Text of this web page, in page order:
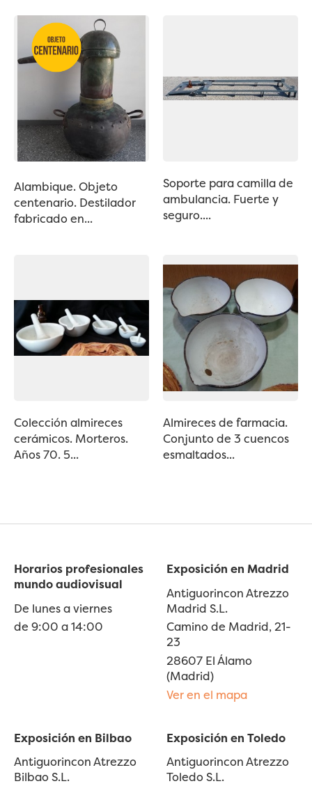
Alambique. Objeto
centenario. Destilador
fabricado en...
Soporte para camilla de
ambulancia. Fuerte y
seguro....
Colección almireces
cerámicos. Morteros.
Años 70. 5...
Almireces de farmacia.
Conjunto de 3 cuencos
esmaltados...
Horarios profesionales
mundo audiovisual
De lunes a viernes
de 9:00 a 14:00
Exposición en Madrid
Antiguorincon Atrezzo
Madrid S.L.
Camino de Madrid, 21-
23
28607 El Álamo
(Madrid)
Ver en el mapa
Exposición en Bilbao
Antiguorincon Atrezzo
Bilbao S.L.
Exposición en Toledo
Antiguorincon Atrezzo
Toledo S.L.